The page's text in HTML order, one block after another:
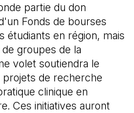
partie du don
Fonds de bourses
étudiants en région, mais
groupes de la
volet soutiendra le
de recherche
clinique en
Ces initiatives auront